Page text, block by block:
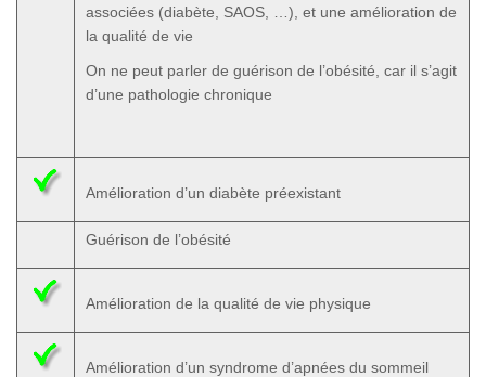
associées (diabète, SAOS, …), et une amélioration de
la qualité de vie
On ne peut parler de guérison de l’obésité, car il s’agit
d’une pathologie chronique
Amélioration d’un diabète préexistant
Guérison de l’obésité
Amélioration de la qualité de vie physique
Amélioration d’un syndrome d’apnées du sommeil